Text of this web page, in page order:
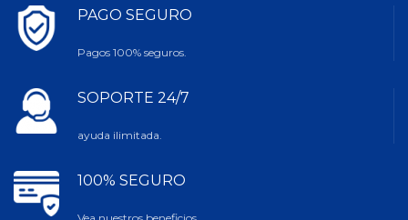
PAGO SEGURO
Pagos 100% seguros.
SOPORTE 24/7
ayuda ilimitada.
100% SEGURO
Vea nuestros beneficios.